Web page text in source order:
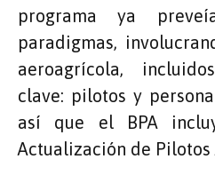
programa ya
paradigmas,
aeroagrícola,
clave: pilotos y
así que el BPA
Actualización de Pilotos